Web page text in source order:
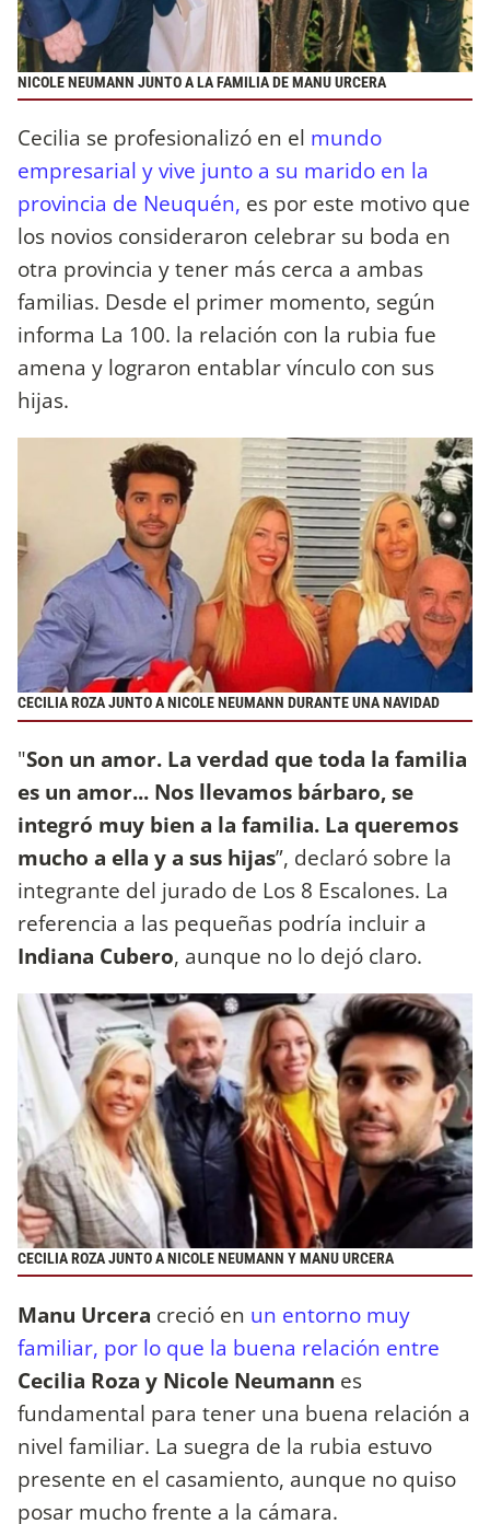
NICOLE NEUMANN JUNTO A LA FAMILIA DE MANU URCERA
Cecilia se profesionalizó en el mundo
empresarial y vive junto a su marido en la
provincia de Neuquén, es por este motivo que
los novios consideraron celebrar su boda en
otra provincia y tener más cerca a ambas
familias. Desde el primer momento, según
informa La 100. la relación con la rubia fue
amena y lograron entablar vínculo con sus
hijas.
CECILIA ROZA JUNTO A NICOLE NEUMANN DURANTE UNA NAVIDAD
"Son un amor. La verdad que toda la familia
es un amor... Nos llevamos bárbaro, se
integró muy bien a la familia. La queremos
mucho a ella y a sus hijas”, declaró sobre la
integrante del jurado de Los 8 Escalones. La
referencia a las pequeñas podría incluir a
Indiana Cubero, aunque no lo dejó claro.
CECILIA ROZA JUNTO A NICOLE NEUMANN Y MANU URCERA
Manu Urcera creció en un entorno muy
familiar, por lo que la buena relación entre
Cecilia Roza y Nicole Neumann es
fundamental para tener una buena relación a
nivel familiar. La suegra de la rubia estuvo
presente en el casamiento, aunque no quiso
posar mucho frente a la cámara.